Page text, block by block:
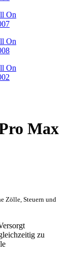
Max
Zölle, Steuern und
zu